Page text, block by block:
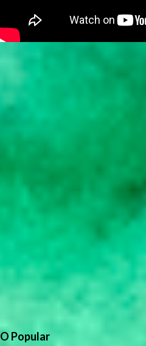
O Popular